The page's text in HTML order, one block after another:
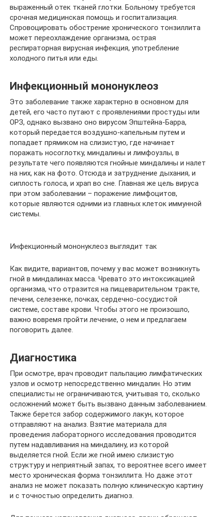
выраженный отек тканей глотки. Больному требуется
срочная медицинская помощь и госпитализация.
Спровоцировать обострение хронического тонзиллита
может переохлаждение организма, острая
респираторная вирусная инфекция, употребление
холодного питья или еды.
Инфекционный мононуклеоз
Это заболевание также характерно в основном для
детей, его часто путают с проявлениями простуды или
ОРЗ, однако вызвано оно вирусом Эпштейна-Барра,
который передается воздушно-капельным путем и
попадает прямиком на слизистую, где начинает
поражать носоглотку, миндалины и лимфоузлы, в
результате чего появляются гнойные миндалины и налет
на них, как на фото. Отсюда и затруднение дыхания, и
сиплость голоса, и храп во сне. Главная же цель вируса
при этом заболевании – поражение лимфоцитов,
которые являются одними из главных клеток иммунной
системы.
Инфекционный мононуклеоз выглядит так
Как видите, вариантов, почему у вас может возникнуть
гной в миндалинах масса. Чревато это интоксикацией
организма, что отразится на пищеварительном тракте,
печени, селезенке, почках, сердечно-сосудистой
системе, составе крови. Чтобы этого не произошло,
важно вовремя пройти лечение, о нем и предлагаем
поговорить далее.
Диагностика
При осмотре, врач проводит пальпацию лимфатических
узлов и осмотр непосредственно миндалин. Но этим
специалисты не ограничиваются, учитывая то, сколько
осложнений может быть вызвано данным заболеванием.
Также берется забор содержимого лакун, которое
отправляют на анализ. Взятие материала для
проведения лабораторного исследования проводится
путем надавливания на миндалину, из которой
выделяется гной. Если же гной имею слизистую
структуру и неприятный запах, то вероятнее всего имеет
место хроническая форма тонзиллита. Но даже этот
анализ не может показать полную клиническую картину
и с точностью определить диагноз.